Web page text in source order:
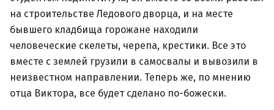
на строительстве Ледового дворца, и на месте
бывшего кладбища горожане находили
человеческие скелеты, черепа, крестики. Все это
вместе с землей грузили в самосвалы и вывозили в
неизвестном направлении. Теперь же, по мнению
отца Виктора, все будет сделано по-божески.